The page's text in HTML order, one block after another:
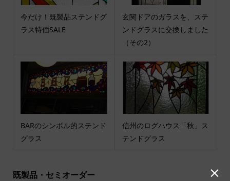
今だけ！既製品ステンドグ
ラス特価SALE
玄関ドアのガラスを、ステ
ンドグラスに交換しました
（その2）
BARのシンボル的ステンド
グラス
信州のログハウス「秋」ス
テンドグラス
既製品・セミオーダー 